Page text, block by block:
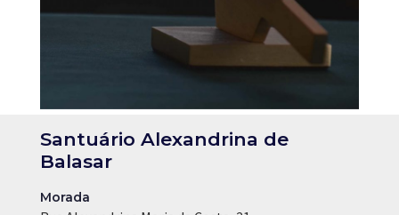
Santuário Alexandrina de
Balasar
Morada